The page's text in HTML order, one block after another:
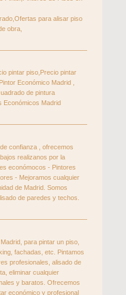
para alisar piso
obra,
pintar piso,Precio pintar
Económico Madrid ,
de pintura
Económicos Madrid
confianza , ofrecemos
realizanos por la
económocos - Pintores
- Mejoramos cualquier
de Madrid. Somos
de paredes y techos.
para pintar un piso,
fachadas, etc. Pintamos
profesionales, alisado de
eliminar cualquier
y baratos. Ofrecemos
económico y profesional